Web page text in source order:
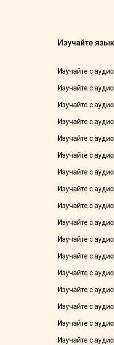
Изучайте
Изучайте с
Изучайте с
Изучайте с
Изучайте с
Изучайте с
Изучайте с
Изучайте с
Изучайте с
Изучайте с
Изучайте с
Изучайте с
Изучайте с
Изучайте с
Изучайте с
Изучайте с
Изучайте с
Изучайте с